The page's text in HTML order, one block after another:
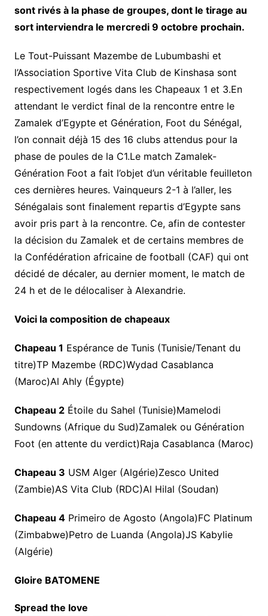
sont rivés à la phase de groupes, dont le tirage au
sort interviendra le mercredi 9 octobre prochain.
Le Tout-Puissant Mazembe de Lubumbashi et
l’Association Sportive Vita Club de Kinshasa sont
respectivement logés dans les Chapeaux 1 et 3.En
attendant le verdict final de la rencontre entre le
Zamalek d’Egypte et Génération, Foot du Sénégal,
l’on connait déjà 15 des 16 clubs attendus pour la
phase de poules de la C1.Le match Zamalek-
Génération Foot a fait l’objet d’un véritable feuilleton
ces dernières heures. Vainqueurs 2-1 à l’aller, les
Sénégalais sont finalement repartis d’Egypte sans
avoir pris part à la rencontre. Ce, afin de contester
la décision du Zamalek et de certains membres de
la Confédération africaine de football (CAF) qui ont
décidé de décaler, au dernier moment, le match de
24 h et de le délocaliser à Alexandrie.
Voici la composition de chapeaux
Chapeau 1 Espérance de Tunis (Tunisie/Tenant du
titre)TP Mazembe (RDC)Wydad Casablanca
(Maroc)Al Ahly (Égypte)
Chapeau 2Étoile du Sahel (Tunisie)Mamelodi
Sundowns (Afrique du Sud)Zamalek ou Génération
Foot (en attente du verdict)Raja Casablanca (Maroc)
Chapeau 3 USM Alger (Algérie)Zesco United
(Zambie)AS Vita Club (RDC)Al Hilal (Soudan)
Chapeau 4Primeiro de Agosto (Angola)FC Platinum
(Zimbabwe)Petro de Luanda (Angola)JS Kabylie
(Algérie)
Gloire BATOMENE
Spread the love